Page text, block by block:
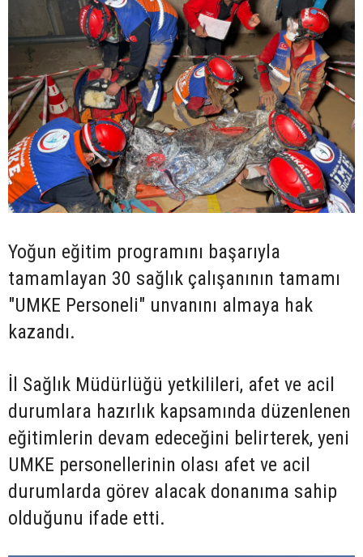
Yoğun eğitim programını başarıyla
tamamlayan 30 sağlık çalışanının tamamı
"UMKE Personeli" unvanını almaya hak
kazandı.
İl Sağlık Müdürlüğü yetkilileri, afet ve acil
durumlara hazırlık kapsamında düzenlenen
eğitimlerin devam edeceğini belirterek, yeni
UMKE personellerinin olası afet ve acil
durumlarda görev alacak donanıma sahip
olduğunu ifade etti.